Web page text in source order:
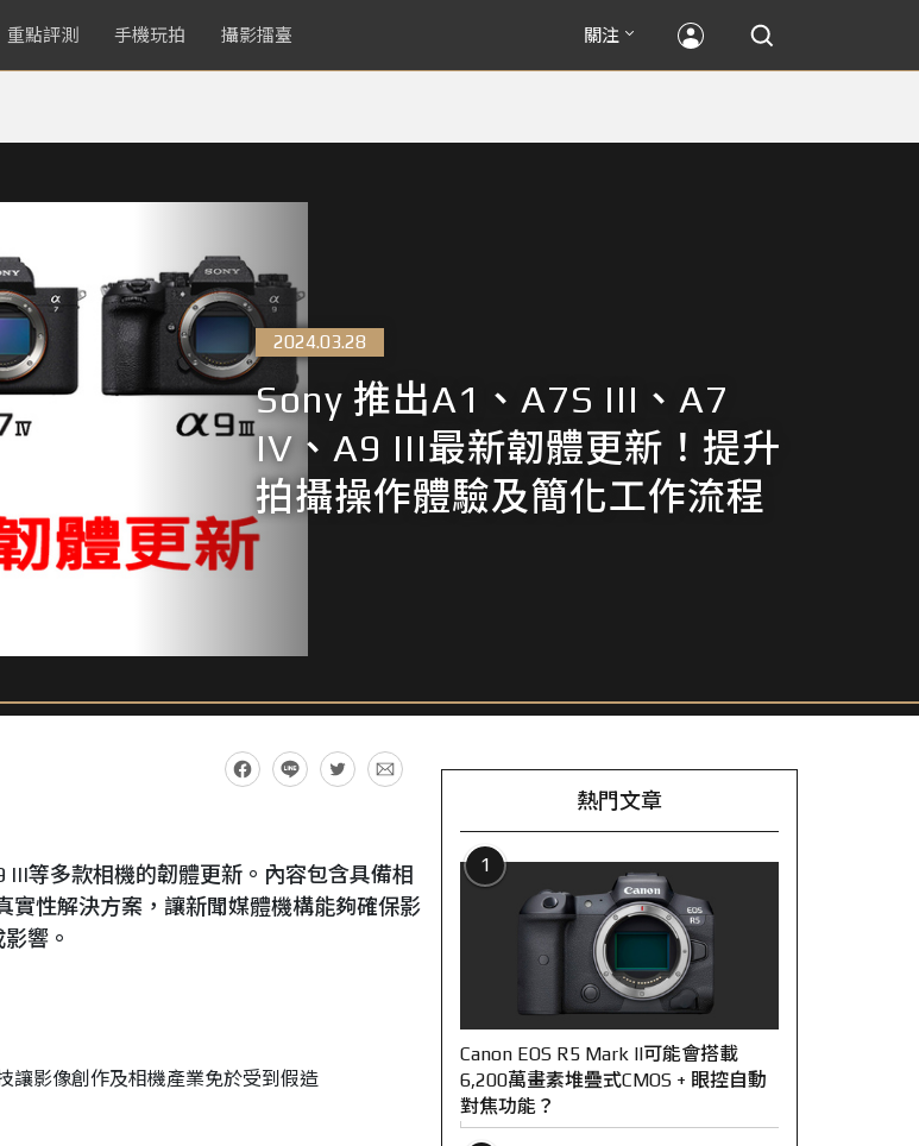
重點評測 手機玩拍 攝影擂臺 關注
2024.03.28
Sony 推出A1、A7S III、A7
IV、A9 III最新韌體更新！提升
拍攝操作體驗及簡化工作流程
等多款相機的韌體更新。內容包含具備相
實性解決方案，讓新聞媒體機構能夠確保影
響。
讓影像創作及相機產業免於受到假造
熱門文章
1
Canon EOS R5 Mark II可能會搭載
6,200萬畫素堆疊式CMOS + 眼控自動
對焦功能？